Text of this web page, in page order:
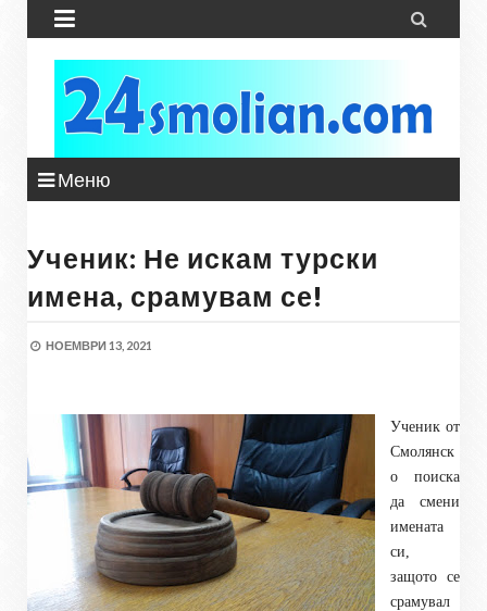
 
Меню
Ученик: Не искам турски
имена, срамувам се!
НОЕМВРИ 13, 2021
Ученик от
Смолянск
о поиска
да смени
имената
си,
защото се
срамувал